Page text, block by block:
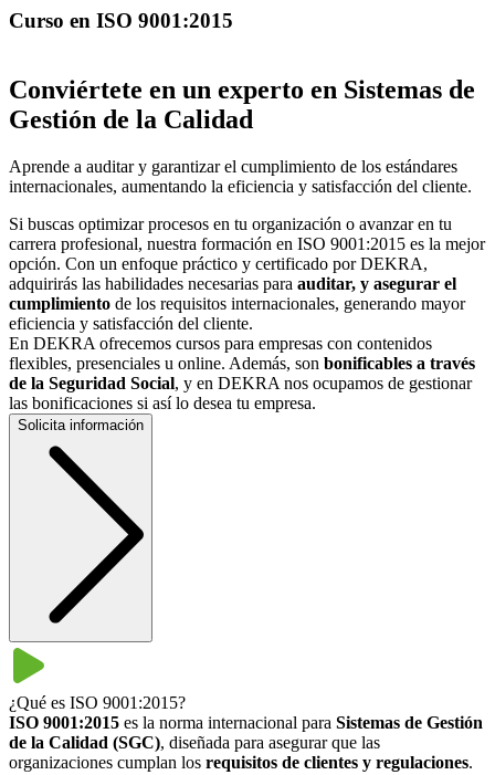
Curso en ISO 9001:2015
Conviértete en un experto en Sistemas de
Gestión de la Calidad
Aprende a auditar y garantizar el cumplimiento de los estándares
internacionales, aumentando la eficiencia y satisfacción del cliente.
Si buscas optimizar procesos en tu organización o avanzar en tu
carrera profesional, nuestra formación en ISO 9001:2015 es la mejor
opción. Con un enfoque práctico y certificado por DEKRA,
adquirirás las habilidades necesarias para auditar, y asegurar el
cumplimiento de los requisitos internacionales, generando mayor
eficiencia y satisfacción del cliente.
En DEKRA ofrecemos cursos para empresas con contenidos
flexibles, presenciales u online. Además, son bonificables a través
de la Seguridad Social, y en DEKRA nos ocupamos de gestionar
las bonificaciones si así lo desea tu empresa.
Solicita información
¿Qué es ISO 9001:2015?
ISO 9001:2015 es la norma internacional para Sistemas de Gestión
de la Calidad (SGC), diseñada para asegurar que las
organizaciones cumplan los requisitos de clientes y regulaciones.